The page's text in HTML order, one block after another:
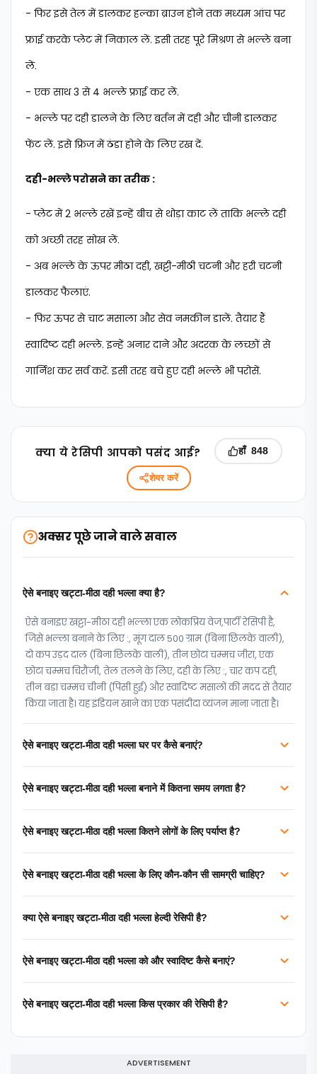
- फिर इसे तेल में डालकर हल्का ब्राउन होने तक मध्यम आंच पर
फ्राई करके प्लेट में निकाल लें. इसी तरह पूरे मिश्रण से भल्ले बना
लें.
- एक साथ 3 से 4 भल्ले फ्राई कर लें.
- भल्ले पर दही डालने के लिए बर्तन में दही और चीनी डालकर
फेंट लें. इसे फ्रिज में ठंडा होने के लिए रख दें.
दही-भल्ले परोसने का तरीक :
- प्लेट में 2 भल्ले रखें इन्हें बीच से थोड़ा काट लें ताकि भल्ले दही
को अच्छी तरह सोख लें.
- अब भल्ले के ऊपर मीठा दही, खट्टी-मीठी चटनी और हरी चटनी
डालकर फैलाएं.
- फिर ऊपर से चाट मसाला और सेव नमकीन डालें. तैयार हैं
स्वादिष्ट दही भल्ले. इन्हें अनार दाने और अदरक के लच्छों से
गार्निश कर सर्व करें. इसी तरह बचे हुए दही भल्ले भी परोसें.
क्‍या ये रेसिपी आपको पसंद आई? हाँ 848
शेयर करें
अक्सर पूछे जाने वाले सवाल
ऐसे बनाइए खट्टा-मीठा दही भल्ला क्या है?
ऐसे बनाइए खट्टा-मीठा दही भल्ला एक लोकप्रिय वेज,पार्टी रेसिपी है,
जिसे भल्ला बनाने के लिए :, मूंग दाल 500 ग्राम (बिना छिलके वाली),
दो कप उड़द दाल (बिना छिलके वाली), तीन छोटा चम्मच जीरा, एक
छोटा चम्मच चिरौंजी, तेल तलने के लिए, दही के लिए :, चार कप दही,
तीन बड़ा चम्मच चीनी (पिसी हुई) और स्वादिष्ट मसालों की मदद से तैयार
किया जाता है। यह इंडियन खाने का एक पसंदीदा व्यंजन माना जाता है।
ऐसे बनाइए खट्टा-मीठा दही भल्ला घर पर कैसे बनाएं?
ऐसे बनाइए खट्टा-मीठा दही भल्ला बनाने में कितना समय लगता है?
ऐसे बनाइए खट्टा-मीठा दही भल्ला कितने लोगों के लिए पर्याप्त है?
ऐसे बनाइए खट्टा-मीठा दही भल्ला के लिए कौन-कौन सी सामग्री चाहिए?
क्या ऐसे बनाइए खट्टा-मीठा दही भल्ला हेल्दी रेसिपी है?
ऐसे बनाइए खट्टा-मीठा दही भल्ला को और स्वादिष्ट कैसे बनाएं?
ऐसे बनाइए खट्टा-मीठा दही भल्ला किस प्रकार की रेसिपी है?
ADVERTISEMENT